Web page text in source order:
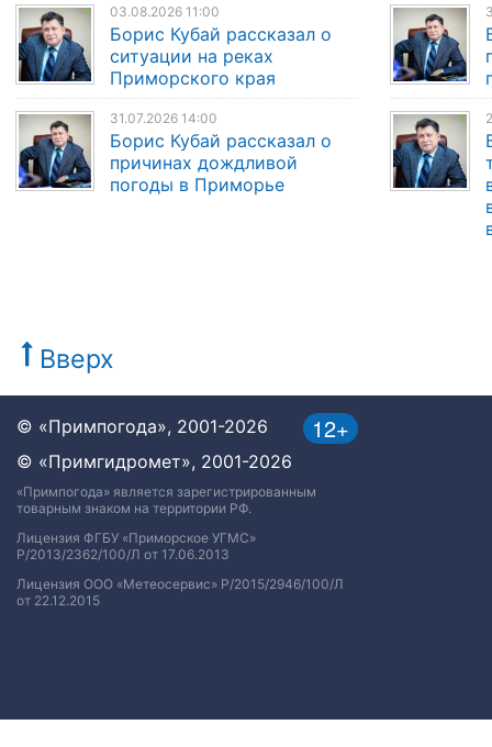
03.08.2026 11:00
Борис Кубай рассказал о
ситуации на реках
Приморского края
31.07.2026 14:00
Борис Кубай рассказал о
причинах дождливой
погоды в Приморье
Вверх
12+
© «Примпогода», 2001-2026
© «Примгидромет», 2001-2026
«Примпогода» является зарегистрированным
товарным знаком на территории РФ.
Лицензия ФГБУ «Приморское УГМС»
Р/2013/2362/100/Л от 17.06.2013
Лицензия ООО «Метеосервис» Р/2015/2946/100/Л
от 22.12.2015